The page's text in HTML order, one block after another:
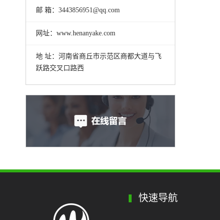
邮 箱：3443856951@qq.com
网址：www.henanyake.com
地 址：河南省商丘市示范区商都大道与飞
跃路交叉口路西
快速导航